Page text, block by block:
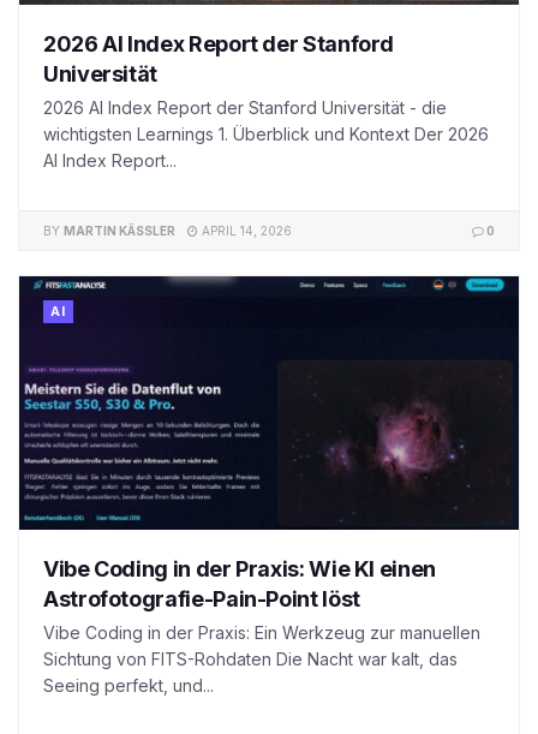
2026 AI Index Report der Stanford
Universität
2026 AI Index Report der Stanford Universität - die
wichtigsten Learnings 1. Überblick und Kontext Der 2026
AI Index Report...
BY MARTIN KÄSSLER APRIL 14, 2026 0
AI
Vibe Coding in der Praxis: Wie KI einen
Astrofotografie-Pain-Point löst
Vibe Coding in der Praxis: Ein Werkzeug zur manuellen
Sichtung von FITS-Rohdaten Die Nacht war kalt, das
Seeing perfekt, und...